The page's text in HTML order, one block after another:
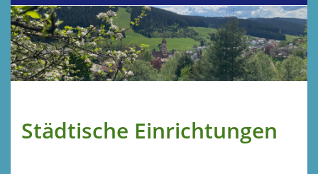
Städtische Einrichtungen